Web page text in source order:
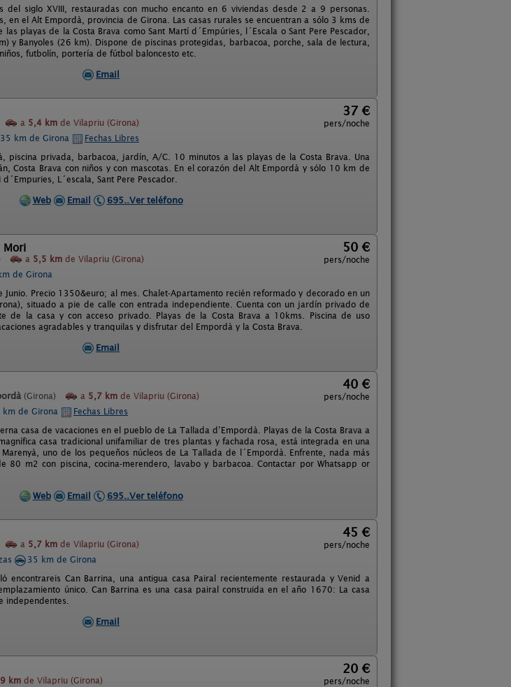
del siglo XVIII, restauradas con mucho encanto en 6 viviendas desde 2 a 9 personas.
en el Alt Empordà, provincia de Girona. Las casas rurales se encuentran a sólo 3 kms de
playas de la Costa Brava como Sant Martí d´Empúries, l´Escala o Sant Pere Pescador,
y Banyoles (26 km). Dispone de piscinas protegidas, barbacoa, porche, sala de lectura,
futbolín, portería de fútbol baloncesto etc.
Email
a 5,4 km de Vilapriu (Girona)
37 €
pers/noche
35 km de Girona
Fechas Libres
piscina privada, barbacoa, jardín, A/C. 10 minutos a las playas de la Costa Brava. Una
Costa Brava con niños y con mascotas. En el corazón del Alt Empordà y sólo 10 km de
L´escala, Sant Pere Pescador.
Web Email 695..Ver teléfono
Mori
a 5,5 km de Vilapriu (Girona)
50 €
pers/noche
de Girona
Precio 1350&euro; al mes. Chalet-Apartamento recién reformado y decorado en un
situado a pie de calle con entrada independiente. Cuenta con un jardín privado de
de la casa y con acceso privado. Playas de la Costa Brava a 10kms. Piscina de uso
agradables y tranquilas y disfrutar del Empordà y la Costa Brava.
Email
(Girona) a 5,7 km de Vilapriu (Girona)
40 €
pers/noche
km de Girona
Fechas Libres
casa de vacaciones en el pueblo de La Tallada d’Empordà. Playas de la Costa Brava a
casa tradicional unifamiliar de tres plantas y fachada rosa, está integrada en una
uno de los pequeños núcleos de La Tallada de l´Empordà. Enfrente, nada más
80 m2 con piscina, cocina-merendero, lavabo y barbacoa. Contactar por Whatsapp or
Web Email 695..Ver teléfono
a 5,7 km de Vilapriu (Girona)
45 €
pers/noche
35 km de Girona
encontrareis Can Barrina, una antigua casa Pairal recientemente restaurada y Venid a
único. Can Barrina es una casa pairal construida en el año 1670: La casa
independentes.
Email
km de Vilapriu (Girona)
20 €
pers/noche